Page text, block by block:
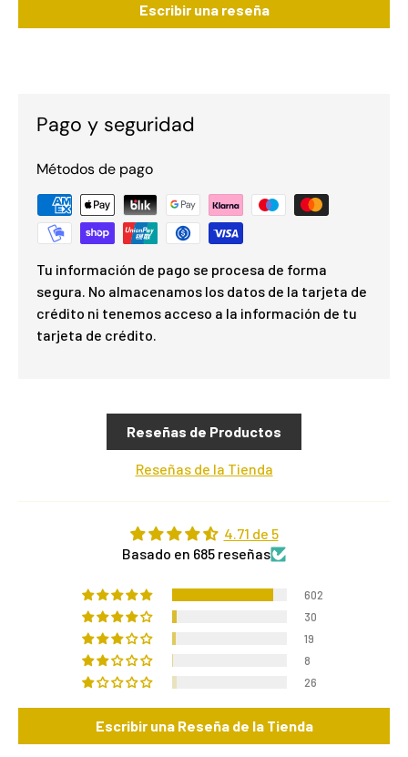
Escribir una reseña
Pago y seguridad
Métodos de pago
Tu información de pago se procesa de forma
segura. No almacenamos los datos de la tarjeta de
crédito ni tenemos acceso a la información de tu
tarjeta de crédito.
Reseñas de Productos
Reseñas de la Tienda
4.71 de 5
Basado en 685 reseñas
602
30
19
8
26
Escribir una Reseña de la Tienda